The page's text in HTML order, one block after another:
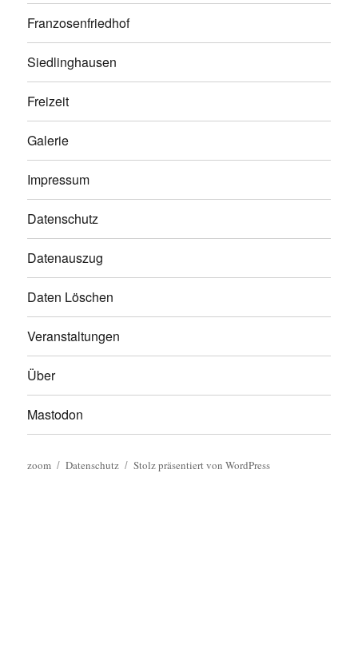
Franzosenfriedhof
Siedlinghausen
Freizeit
Galerie
Impressum
Datenschutz
Datenauszug
Daten Löschen
Veranstaltungen
Über
Mastodon
zoom Datenschutz Stolz präsentiert von WordPress